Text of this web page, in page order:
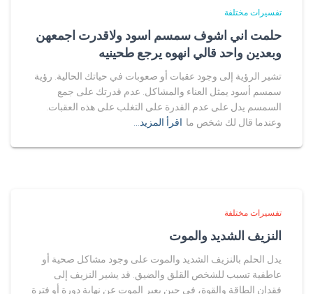
تفسيرات مختلفة
حلمت اني اشوف سمسم اسود ولاقدرت اجمعهن
وبعدين واحد قالي انهوه يرجع طحينيه
تشير الرؤية إلى وجود عقبات أو صعوبات في حياتك الحالية. رؤية
سمسم أسود يمثل العناء والمشاكل. عدم قدرتك على جمع
السمسم يدل على عدم القدرة على التغلب على هذه العقبات.
وعندما قال لك شخص ما اقرأ المزيد…
تفسيرات مختلفة
النزيف الشديد والموت
يدل الحلم بالنزيف الشديد والموت على وجود مشاكل صحية أو
عاطفية تسبب للشخص القلق والضيق. قد يشير النزيف إلى
فقدان الطاقة والقوة، في حين يعبر الموت عن نهاية دورة أو فترة